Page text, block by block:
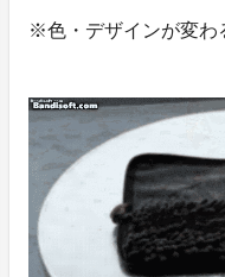
※色・デザインが変わ